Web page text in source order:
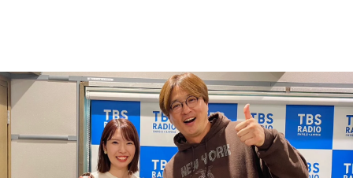
お知らせ
イベント・グッズ
YouTube
会社情報